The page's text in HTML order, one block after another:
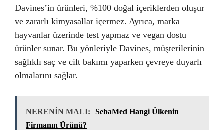
Davines’in ürünleri, %100 doğal içeriklerden oluşur
ve zararlı kimyasallar içermez. Ayrıca, marka
hayvanlar üzerinde test yapmaz ve vegan dostu
ürünler sunar. Bu yönleriyle Davines, müşterilerinin
sağlıklı saç ve cilt bakımı yaparken çevreye duyarlı
olmalarını sağlar.
NERENİN MALI:
SebaMed Hangi Ülkenin
Firmanın Ürünü?